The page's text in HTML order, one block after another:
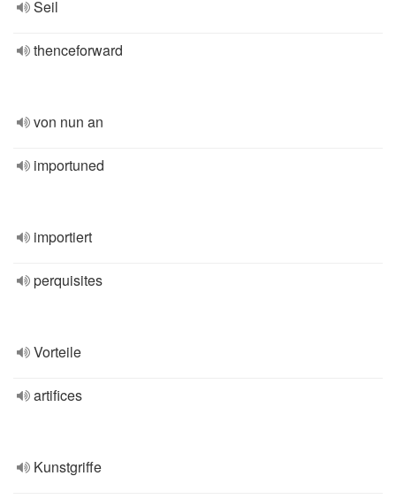
Seil
thenceforward
von nun an
importuned
importiert
perquisites
Vorteile
artifices
Kunstgriffe